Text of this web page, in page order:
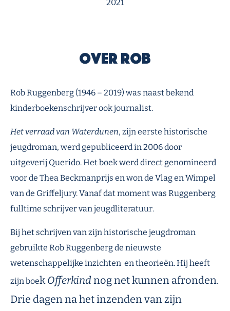
2021
Over Rob
Rob Ruggenberg (1946 – 2019) was naast bekend
kinderboekenschrijver ook journalist.
Het verraad van Waterdunen, zijn eerste historische
jeugdroman, werd gepubliceerd in 2006 door
uitgeverij Querido. Het boek werd direct genomineerd
voor de Thea Beckmanprijs en won de Vlag en Wimpel
van de Griffeljury. Vanaf dat moment was Ruggenberg
fulltime schrijver van jeugdliteratuur.
Bij het schrijven van zijn historische jeugdroman
gebruikte Rob Ruggenberg de nieuwste
wetenschappelijke inzichten en theorieën. Hij heeft
zijn boek Offerkind nog net kunnen afronden.
Drie dagen na het inzenden van zijn